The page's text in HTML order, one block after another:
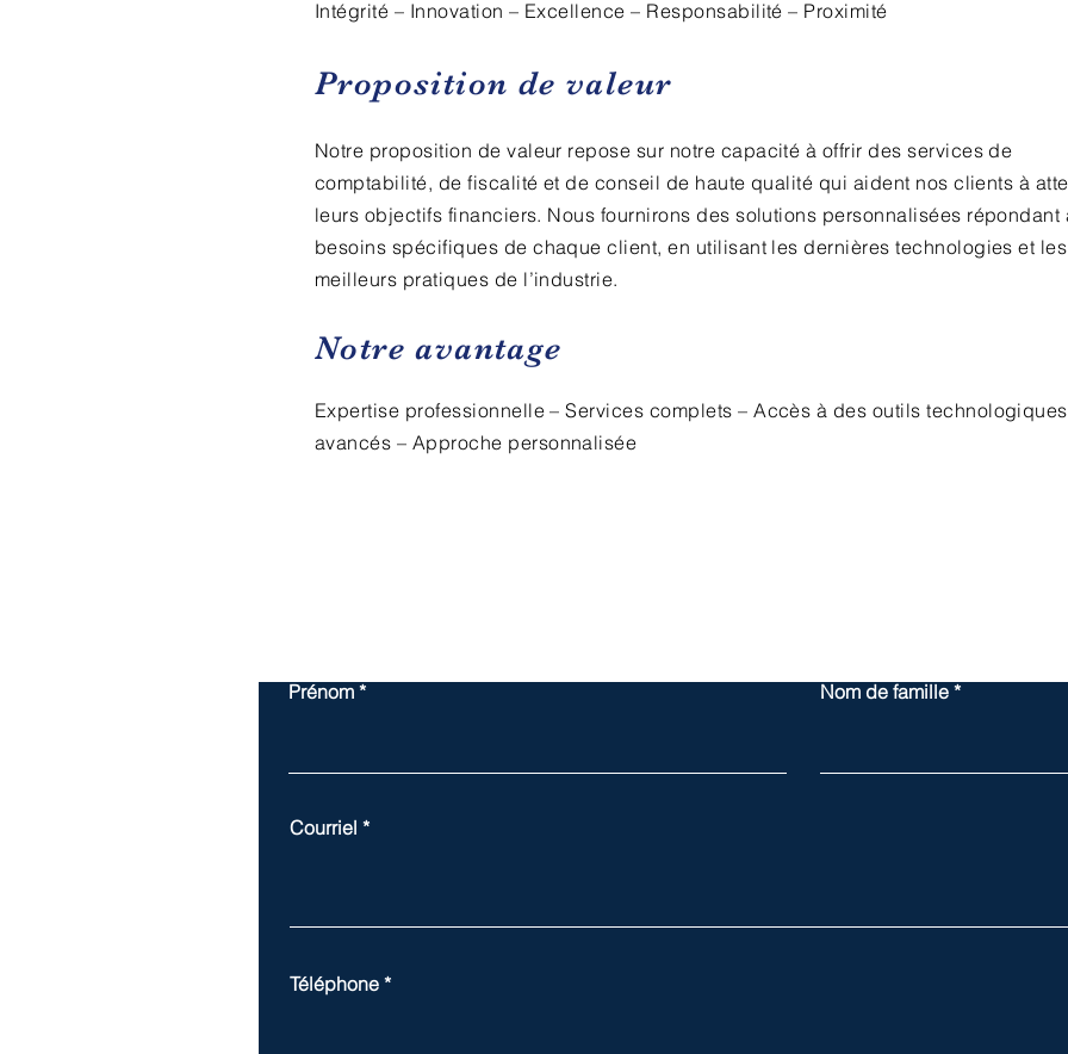
Intégrité – Innovation – Excellence – Responsabilité – Proximité
Proposition de valeur
Notre proposition de valeur repose sur notre capacité à offrir des services de
comptabilité, de fiscalité et de conseil de haute qualité qui aident nos clients à
leurs objectifs financiers. Nous fournirons des solutions personnalisées répondant
besoins spécifiques de chaque client, en utilisant les dernières technologies et les
meilleurs pratiques de l’industrie.
Notre avantage
Expertise professionnelle – Services complets – Accès à des outils technologiques
avancés – Approche personnalisée
Prénom Nom de famille
Courriel
Téléphone